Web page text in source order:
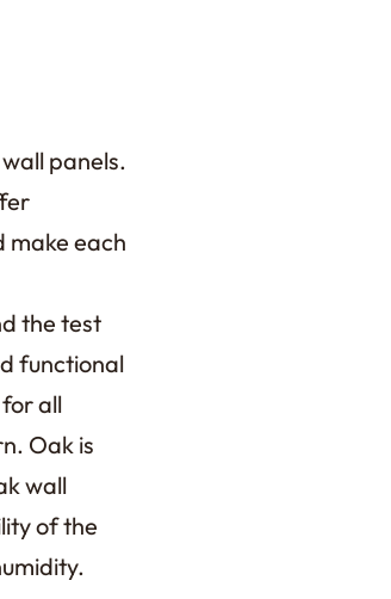
panels.
make each
the test
functional
all
Oak is
wall
of the